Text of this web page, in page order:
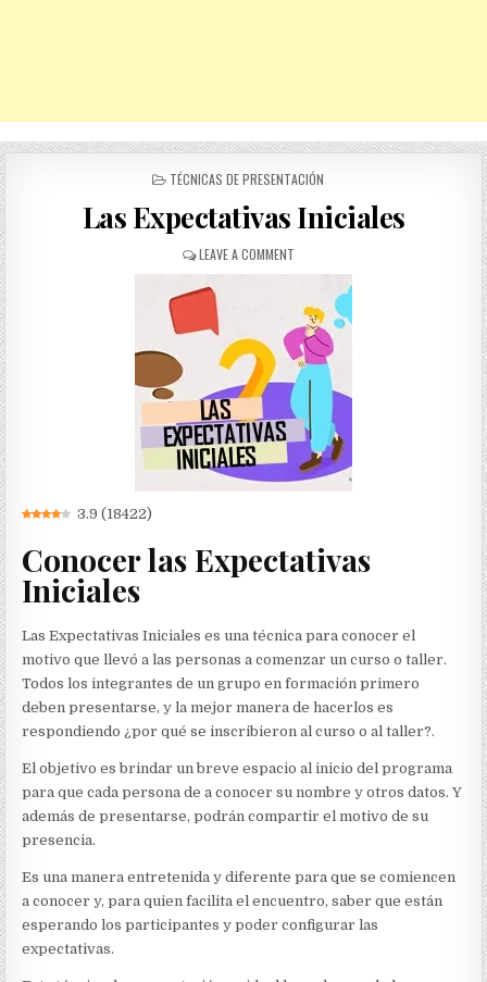
POSTED
TÉCNICAS DE PRESENTACIÓN
Las Expectativas Iniciales
LEAVE A COMMENTON
LAS
EXPECTATIVAS
INICIALES
3.9 (18422)
Conocer las Expectativas
Iniciales
Las Expectativas Iniciales es una técnica para conocer el
motivo que llevó a las personas a comenzar un curso o taller.
Todos los integrantes de un grupo en formación primero
deben presentarse, y la mejor manera de hacerlos es
respondiendo ¿por qué se inscribieron al curso o al taller?.
El objetivo es brindar un breve espacio al inicio del programa
para que cada persona de a conocer su nombre y otros datos. Y
además de presentarse, podrán compartir el motivo de su
presencia.
Es una manera entretenida y diferente para que se comiencen
a conocer y, para quien facilita el encuentro, saber que están
esperando los participantes y poder configurar las
expectativas.